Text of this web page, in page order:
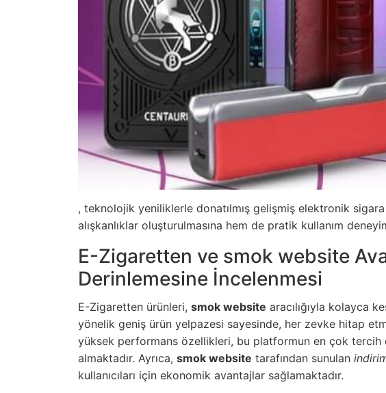
, teknolojik yeniliklerle donatılmış gelişmiş elektronik
alışkanlıklar oluşturulmasına hem de pratik kullanım
E-Zigaretten ve smok website
Derinlemesine İncelenmesi
E-Zigaretten ürünleri, smok website aracılığıyla kolayca
yönelik geniş ürün yelpazesi sayesinde, her zevke hitap
yüksek performans özellikleri, bu platformun en çok tercih
almaktadır. Ayrıca, smok website tarafından sunulan
kullanıcıları için ekonomik avantajlar sağlamaktadır.